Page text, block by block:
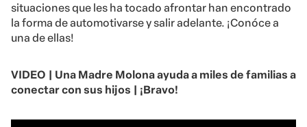
situaciones que les ha tocado afrontar han encontrado
la forma de automotivarse y salir adelante. ¡Conóce a
una de ellas!
VIDEO | Una Madre Molona ayuda a miles de familias a
conectar con sus hijos | ¡Bravo!